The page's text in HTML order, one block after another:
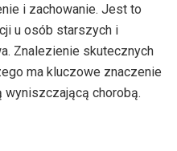
i zachowanie. Jest to
u osób starszych i
Znalezienie skutecznych
ma kluczowe znaczenie
chorobą.